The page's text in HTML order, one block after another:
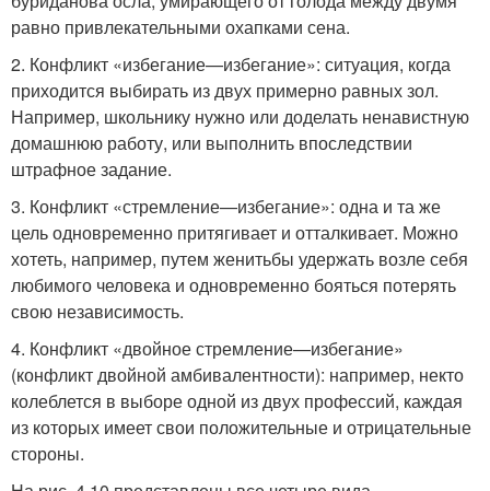
равно привлекательными охапками сена.
2. Конфликт «избегание—избегание»: ситуация, когда
приходится выбирать из двух примерно равных зол.
Например, школьнику нужно или доделать ненавистную
домашнюю работу, или выполнить впоследствии
штрафное задание.
3. Конфликт «стремление—избегание»: одна и та же
цель одновременно притягивает и отталкивает. Можно
хотеть, например, путем женитьбы удержать возле себя
любимого человека и одновременно бояться потерять
свою независимость.
4. Конфликт «двойное стремление—избегание»
(конфликт двойной амбивалентности): например, некто
колеблется в выборе одной из двух профессий, каждая
из которых имеет свои положительные и отрицательные
стороны.